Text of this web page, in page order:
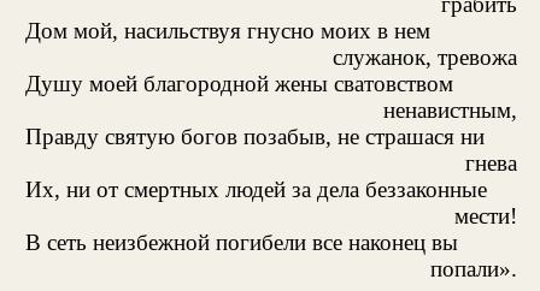
Дом мой, насильствуя гнусно моих в нем
служанок, тревожа
Душу моей благородной жены сватовством
ненавистным,
Правду святую богов позабыв, не страшася ни
гнева
Их, ни от смертных людей за дела беззаконные
мести!
В сеть неизбежной погибели все наконец вы
попали».